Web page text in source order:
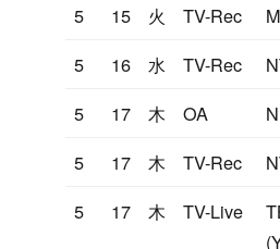
5
15 火 TV-Rec
5
16 水 TV-Rec
5
17 木 OA
5
17 木 TV-Rec
5
17 木 TV-Live